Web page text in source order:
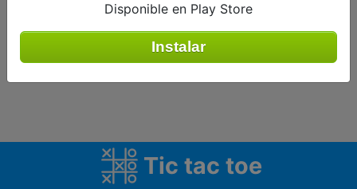
Tic tac toe
Disponible en Play Store
Instalar